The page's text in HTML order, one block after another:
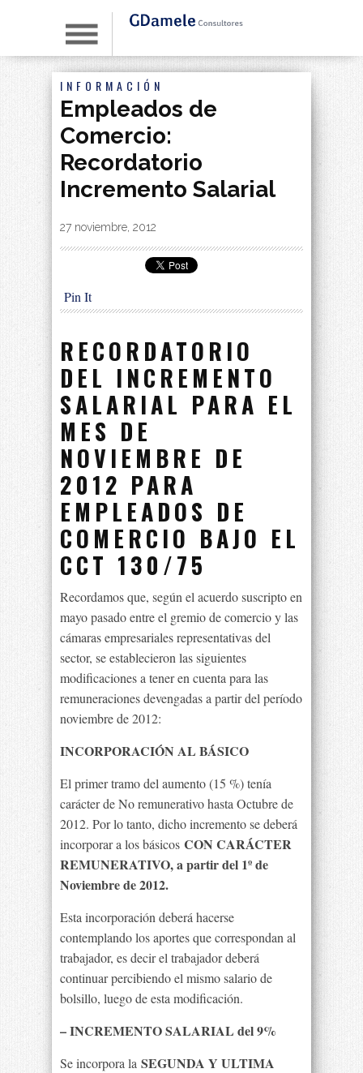
INFORMACIÓN
Empleados de
Comercio:
Recordatorio
Incremento Salarial
By|
27 noviembre, 2012
Pin It
RECORDATORIO
DEL INCREMENTO
SALARIAL PARA EL
MES DE
NOVIEMBRE DE
2012 PARA
EMPLEADOS DE
COMERCIO BAJO EL
CCT 130/75
Recordamos que, según el acuerdo suscripto en
mayo pasado entre el gremio de comercio y las
cámaras empresariales representativas del
sector, se establecieron las siguientes
modificaciones a tener en cuenta para las
remuneraciones devengadas a partir del período
noviembre de 2012:
INCORPORACIÓN AL BÁSICO
El primer tramo del aumento (15 %) tenía
carácter de No remunerativo hasta Octubre de
2012. Por lo tanto, dicho incremento se deberá
incorporar a los básicos CON CARÁCTER
REMUNERATIVO, a partir del 1º de
Noviembre de 2012.
Esta incorporación deberá hacerse
contemplando los aportes que correspondan al
trabajador, es decir el trabajador deberá
continuar percibiendo el mismo salario de
bolsillo, luego de esta modificación.
– INCREMENTO SALARIAL del 9%
Se incorpora la SEGUNDA Y ULTIMA